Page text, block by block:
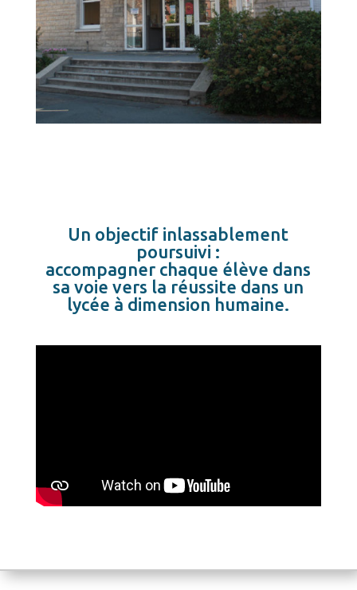
Un objectif inlassablement
poursuivi :
accompagner chaque élève dans
sa voie vers la réussite dans un
lycée à dimension humaine.